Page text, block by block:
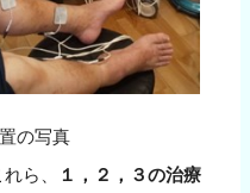
の写真
ら、
１，２，３の治療